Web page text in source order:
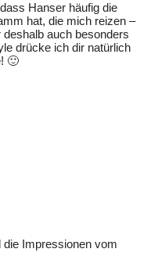
Hanser häufig die
hat, die mich reizen –
auch besonders
drücke ich dir natürlich
🙂
die Impressionen vom